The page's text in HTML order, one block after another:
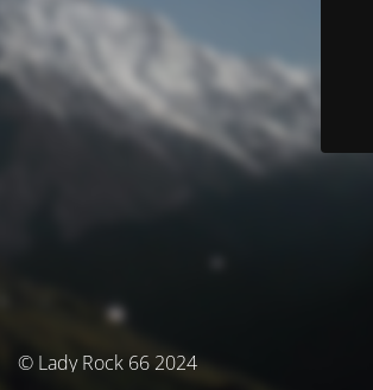
© Lady Rock 66 2024